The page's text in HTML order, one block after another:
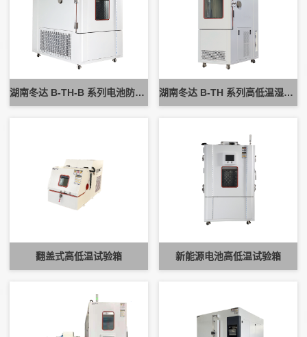
湖南冬达 B-TH-B 系列电池防爆试验箱 新能源电池高低温防爆测试设备 湖南冬达 B-TH 系列高低温湿热试验箱 可定制高低温循环可靠性测试设备
翻盖式高低温试验箱 新能源电池高低温试验箱